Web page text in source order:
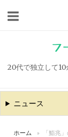
キ
ッ
フ
20代で独立して
ニュース
ホーム » 「鮨兆